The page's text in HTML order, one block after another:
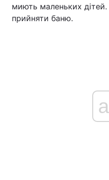
миють маленьких
прийняти баню.